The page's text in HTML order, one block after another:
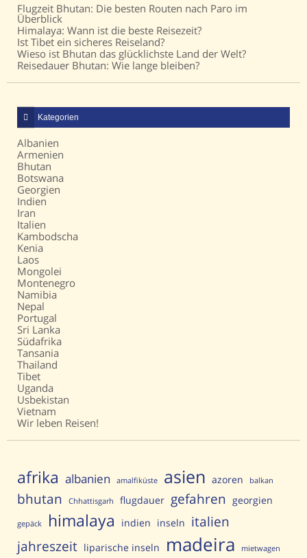
Flugzeit Bhutan: Die besten Routen nach Paro im
Überblick
Himalaya: Wann ist die beste Reisezeit?
Ist Tibet ein sicheres Reiseland?
Wieso ist Bhutan das glücklichste Land der Welt?
Reisedauer Bhutan: Wie lange bleiben?
Kategorien
Albanien
Armenien
Bhutan
Botswana
Georgien
Indien
Iran
Italien
Kambodscha
Kenia
Laos
Mongolei
Montenegro
Namibia
Nepal
Portugal
Sri Lanka
Südafrika
Tansania
Thailand
Tibet
Uganda
Usbekistan
Vietnam
Wir leben Reisen!
afrika albanien amalfiküste asien azoren balkan
bhutan Chhattisgarh flugdauer gefahren georgien
gepäck himalaya indien inseln italien
jahreszeit liparische inseln madeira mietwagen